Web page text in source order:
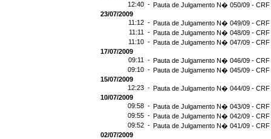
12:40 - Pauta de Julgamento N� 050/09 - CRF
23/07/2009
11:12 - Pauta de Julgamento N� 049/09 - CRF
11:11 - Pauta de Julgamento N� 048/09 - CRF
11:10 - Pauta de Julgamento N� 047/09 - CRF
17/07/2009
09:11 - Pauta de Julgamento N� 046/09 - CRF
09:10 - Pauta de Julgamento N� 045/09 - CRF
15/07/2009
12:23 - Pauta de Julgamento N� 044/09 - CRF
10/07/2009
09:58 - Pauta de Julgamento N� 043/09 - CRF
09:55 - Pauta de Julgamento N� 042/09 - CRF
09:52 - Pauta de Julgamento N� 041/09 - CRF
02/07/2009